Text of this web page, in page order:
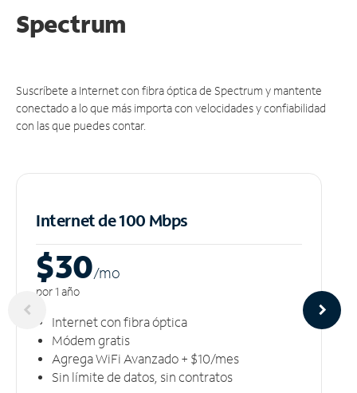
Spectrum
Suscríbete a Internet con fibra óptica de Spectrum y mantente
conectado a lo que más importa con velocidades y confiabilidad
con las que puedes contar.
Internet de 100 Mbps
$30/mo
por 1 año
Internet con fibra óptica
Módem gratis
Agrega WiFi Avanzado + $10/mes
Sin límite de datos, sin contratos